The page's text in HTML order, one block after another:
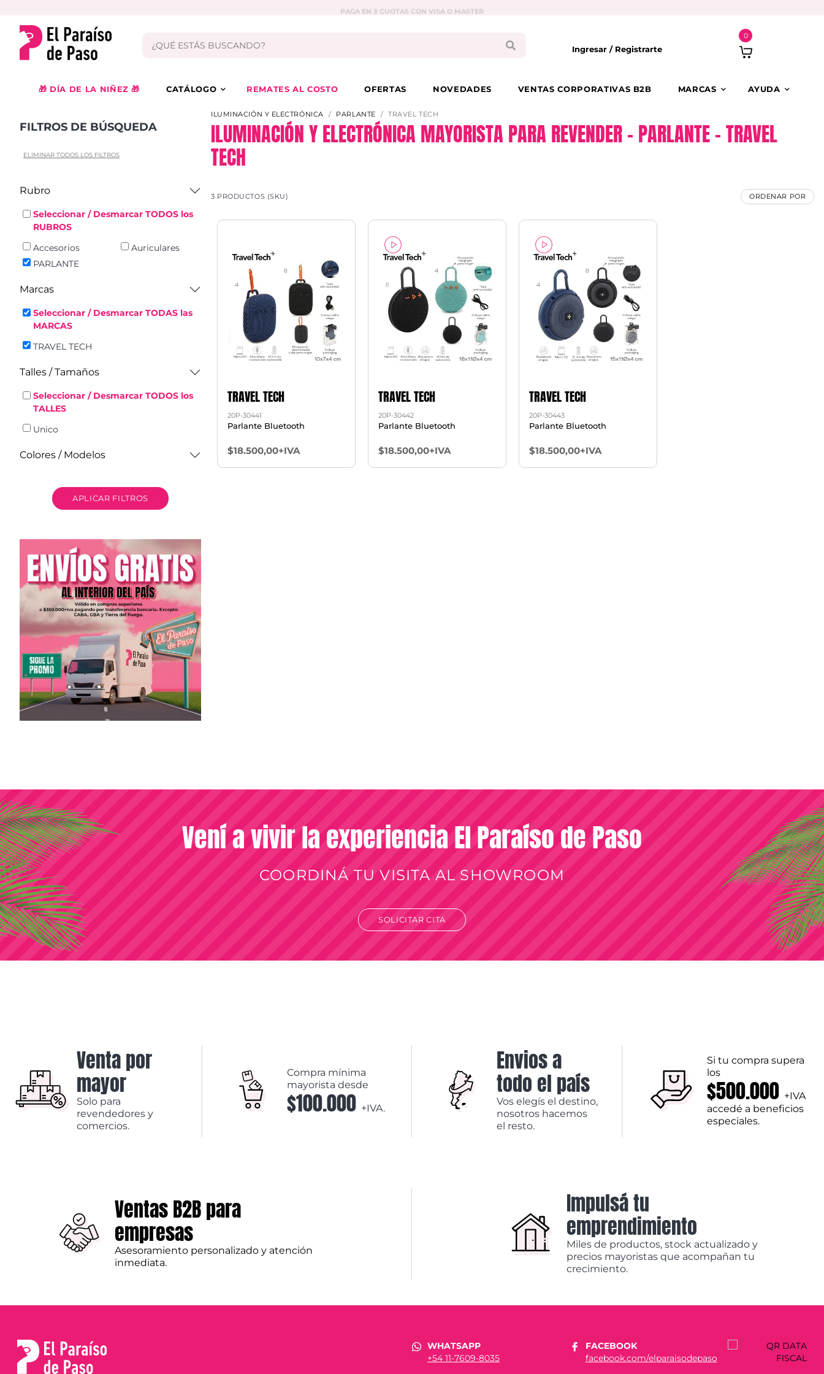
PAGA EN 3 CUOTAS CON VISA O MASTER
Ingresar / Registrarte
0
🎁 DÍA DE LA NIÑEZ 🎁 CATÁLOGO REMATES AL COSTO OFERTAS NOVEDADES VENTAS CORPORATIVAS B2B MARCAS AYUDA
FILTROS DE BÚSQUEDA
ELIMINAR TODOS LOS FILTROS
Rubro
Seleccionar / Desmarcar TODOS los
RUBROS
Accesorios
Auriculares
PARLANTE
Marcas
Seleccionar / Desmarcar TODAS las
MARCAS
TRAVEL TECH
Talles / Tamaños
Seleccionar / Desmarcar TODOS los
TALLES
Unico
Colores / Modelos
APLICAR FILTROS
ILUMINACIÓN Y ELECTRÓNICA PARLANTE TRAVEL TECH
ILUMINACIÓN Y ELECTRÓNICA MAYORISTA PARA REVENDER – PARLANTE – TRAVEL
TECH
3 PRODUCTOS (SKU) ORDENAR POR
TRAVEL TECH
20P-30441
Parlante Bluetooth
$18.500,00+IVA
TRAVEL TECH
20P-30442
Parlante Bluetooth
$18.500,00+IVA
TRAVEL TECH
20P-30443
Parlante Bluetooth
$18.500,00+IVA
Vení a vivir la experiencia El Paraíso de Paso
COORDINÁ TU VISITA AL SHOWROOM
SOLICITAR CITA
Venta por
mayor
Solo para
revendedores y
comercios.
Compra mínima
mayorista desde
$100.000 +IVA.
Envios a
todo el país
Vos elegís el destino,
nosotros hacemos
el resto.
Si tu compra supera
los
$500.000 +IVA
accedé a beneficios
especiales.
Ventas B2B para
empresas
Asesoramiento personalizado y atención
inmediata.
Impulsá tu
emprendimiento
Miles de productos, stock actualizado y
precios mayoristas que acompañan tu
crecimiento.
WHATSAPP
+54 11-7609-8035
FACEBOOK
facebook.com/elparaisodepaso